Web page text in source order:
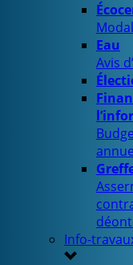
Eau
Avis
Info-